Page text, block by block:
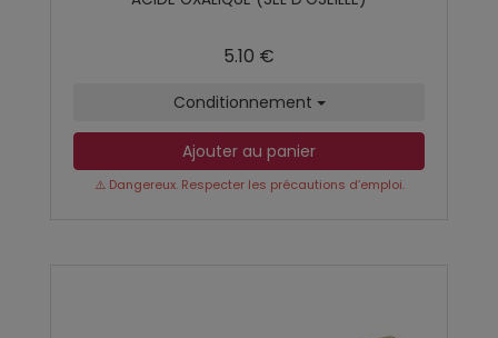
5.10 €
Conditionnement
Ajouter au panier
⚠️ Dangereux. Respecter les précautions d’emploi.